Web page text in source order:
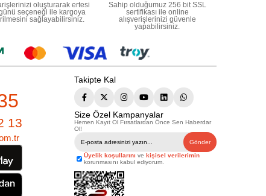
oluşturarak ertesi
seçeneği ile kargoya
sağlayabilirsiniz.
Sahip olduğumuz 256 bit SSL
sertifikası ile online
alışverişlerinizi güvenle
yapabilirsiniz.
13
Takipte Kal
Size Özel Kampanyalar
Hemen Kayıt Ol Fırsatlardan Önce Sen Haberdar
Ol!
Gönder
Üyelik koşullarını ve kişisel verilerimin
korunmasını kabul ediyorum.